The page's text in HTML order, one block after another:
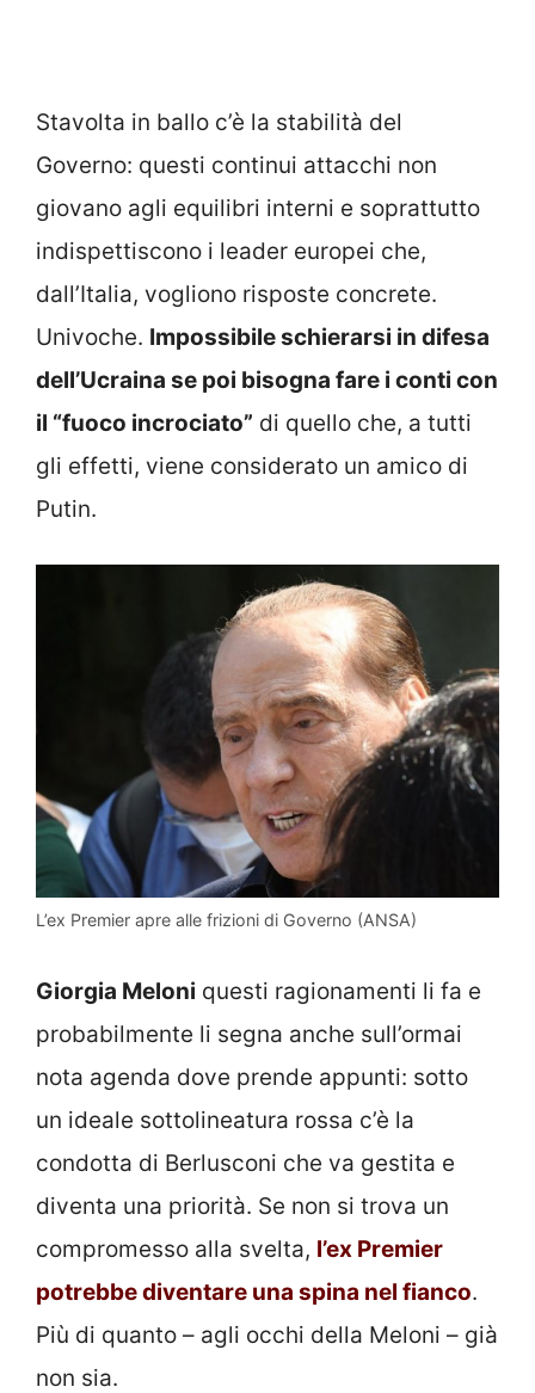
Stavolta in ballo c’è la stabilità del
Governo: questi continui attacchi non
giovano agli equilibri interni e soprattutto
indispettiscono i leader europei che,
dall’Italia, vogliono risposte concrete.
Univoche. Impossibile schierarsi in difesa
dell’Ucraina se poi bisogna fare i conti con
il “fuoco incrociato” di quello che, a tutti
gli effetti, viene considerato un amico di
Putin.
L’ex Premier apre alle frizioni di Governo (ANSA)
Giorgia Meloni questi ragionamenti li fa e
probabilmente li segna anche sull’ormai
nota agenda dove prende appunti: sotto
un ideale sottolineatura rossa c’è la
condotta di Berlusconi che va gestita e
diventa una priorità. Se non si trova un
compromesso alla svelta, l’ex Premier
potrebbe diventare una spina nel fianco.
Più di quanto – agli occhi della Meloni – già
non sia.